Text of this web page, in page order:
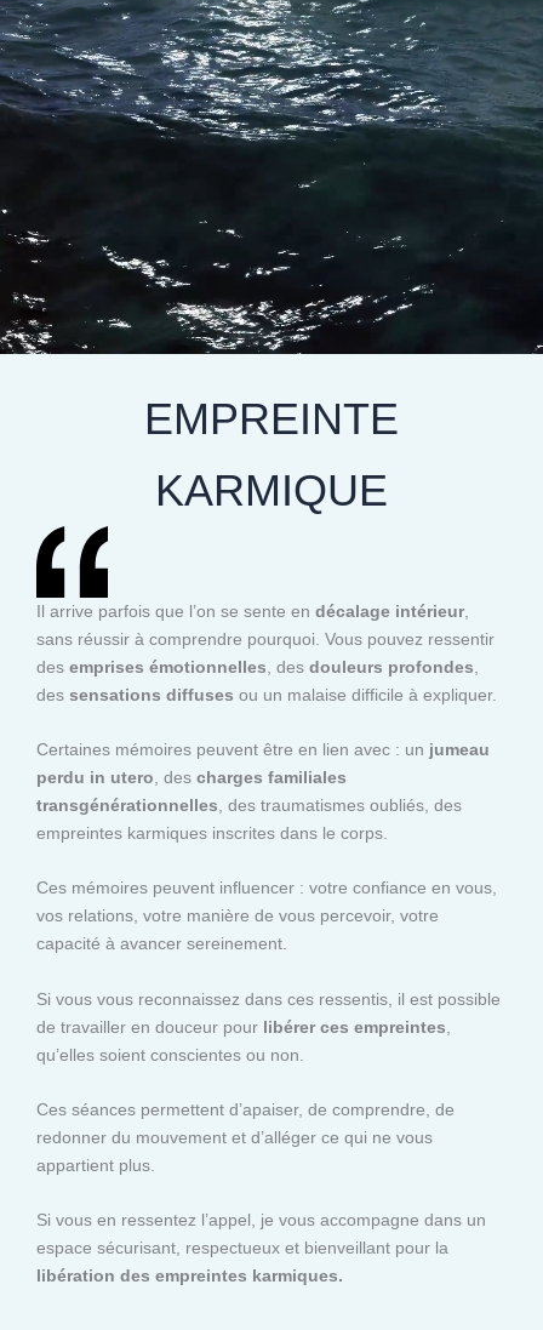
EMPREINTE
KARMIQUE
Il arrive parfois que l’on se sente en décalage intérieur,
sans réussir à comprendre pourquoi. Vous pouvez ressentir
des emprises émotionnelles , des douleurs profondes
des sensations diffuses ou un malaise difficile à expliquer.
Certaines mémoires peuvent être en lien avec : un jumeau
perdu in utero , des charges familiales
transgénérationnelles , des traumatismes oubliés, des
empreintes karmiques inscrites dans le corps.
Ces mémoires peuvent influencer : votre confiance en vous,
vos relations, votre manière de vous percevoir, votre
capacité à avancer sereinement.
Si vous vous reconnaissez dans ces ressentis, il est possible
de travailler en douceur pour libérer ces empreintes
qu’elles soient conscientes ou non.
Ces séances permettent d’apaiser, de comprendre, de
redonner du mouvement et d’alléger ce qui ne vous
appartient plus.
Si vous en ressentez l’appel, je vous accompagne dans un
espace sécurisant, respectueux et bienveillant pour la
libération des empreintes karmiques.